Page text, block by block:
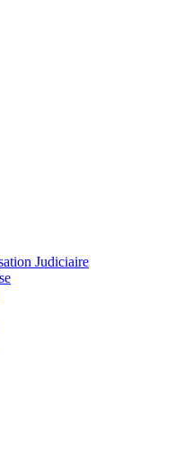
Judiciaire